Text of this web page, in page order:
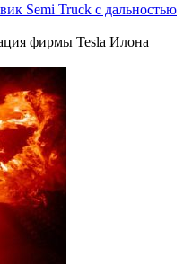
Semi Truck с дальностью
фирмы Tesla Илона